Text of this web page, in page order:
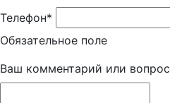
Телефон*
Обязательное поле
Ваш комментарий или вопрос